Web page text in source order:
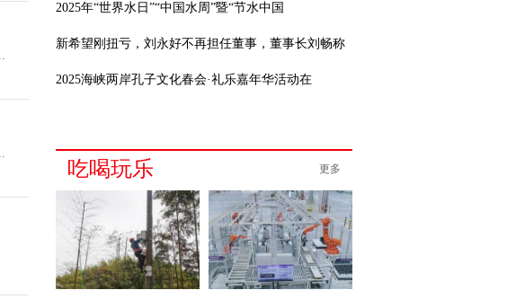
2025年“世界水日”“中国水周”暨“节水中国
新希望刚扭亏，刘永好不再担任董事，董事长刘畅称
2025海峡两岸孔子文化春会·礼乐嘉年华活动在
更多
吃喝玩乐